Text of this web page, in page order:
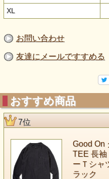
XL
お問い合わせ
友達にメールですすめる
おすすめ商品
7位
Good On
TEE 長袖
ーＴシャ
ラック